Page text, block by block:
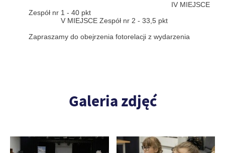
IV MIEJSCE
Zespół nr 1 - 40 pkt
V MIEJSCE Zespół nr 2 - 33,5 pkt
Zapraszamy do obejrzenia fotorelacji z wydarzenia
Galeria zdjęć